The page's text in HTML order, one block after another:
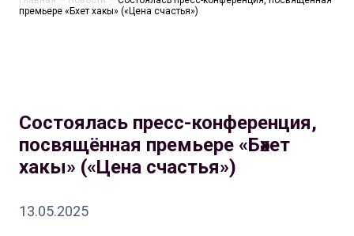
премьере «Бәхет хакы» («Цена счастья»)
Состоялась пресс-конференция,
посвящённая премьере «Бәхет
хакы» («Цена счастья»)
13.05.2025